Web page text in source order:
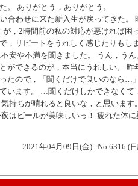
。 ありがとう，ありがとう。
合わせに来た新入生が戻ってきた。
，2時間前の私の対応が悪ければ困
，リピートをうれしく感じたりもしま
安や不満を聞きました。 うん，うん
ができるのが，本当にうれしい。 昨
たので，「聞くだけで良いのなら…」
います。 …聞くだけしかできなくて
持ちが晴れると良いな，と思います。
はビールが美味しいっ！ 疲れた体に
2021年04月09日(金) No.6316 (